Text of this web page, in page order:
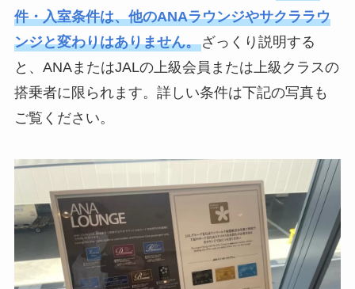
件・入室条件は、他のANAラウンジやサクララウ
ンジと変わりはありません。ざっくり説明する
と、ANAまたはJALの上級会員または上級クラスの
搭乗者に限られます。詳しい条件は下記の写真も
ご覧ください。